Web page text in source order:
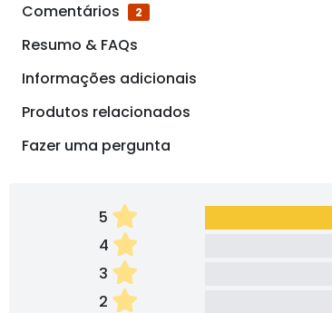
Comentários
2
Resumo & FAQs
Informações adicionais
Produtos relacionados
Fazer uma pergunta
5
4
3
2